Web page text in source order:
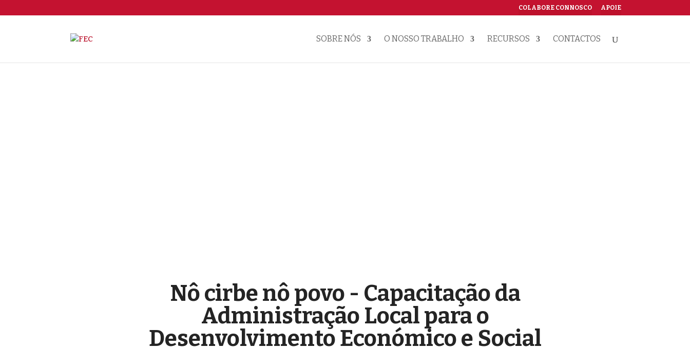
COLABORE CONNOSCO APOIE
SOBRE NÓS O NOSSO TRABALHO RECURSOS CONTACTOS
Nô cirbe nô povo - Capacitação da
Administração Local para o
Desenvolvimento Económico e Social